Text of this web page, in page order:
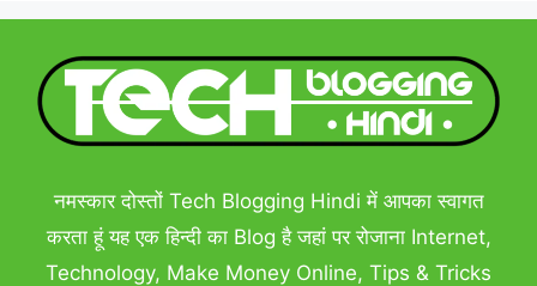
नमस्कार दोस्तों Tech Blogging Hindi में आपका स्वागत
करता हूं यह एक हिन्दी का Blog है जहां पर रोजाना Internet,
Technology, Make Money Online, Tips & Tricks